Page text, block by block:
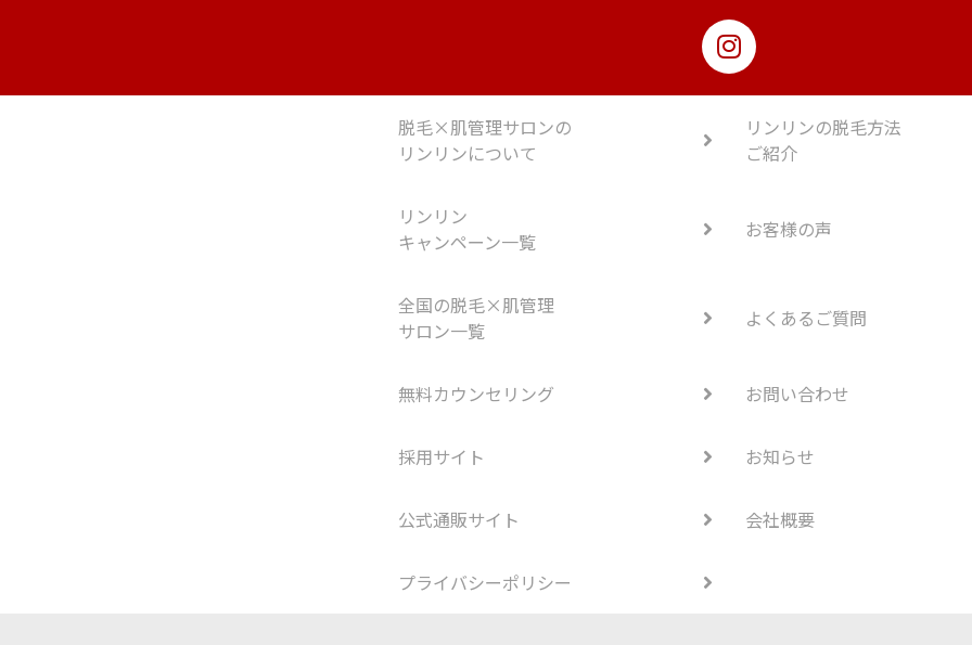
脱毛×肌管理サロンの
リンリンについて
リンリンの脱毛方法
ご紹介
リンリン
キャンペーン一覧
お客様の声
全国の脱毛×肌管理
サロン一覧
よくあるご質問
無料カウンセリング お問い合わせ
採用サイト お知らせ
公式通販サイト 会社概要
プライバシーポリシー